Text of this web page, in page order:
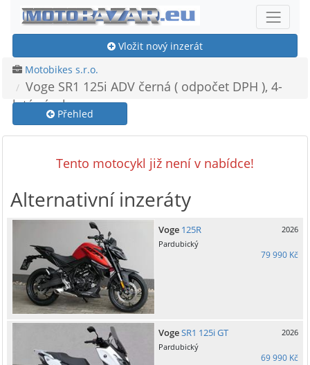
Vložit nový inzerát
Motobikes s.r.o.
Voge SR1 125i ADV černá ( odpočet DPH ), 4-
letá záruka
Přehled
Tento motocykl již není v nabídce!
Alternativní inzeráty
Voge 125R
2026
Pardubický
79 990 Kč
VogeSR1 125i GT
2026
Pardubický
69 990 Kč